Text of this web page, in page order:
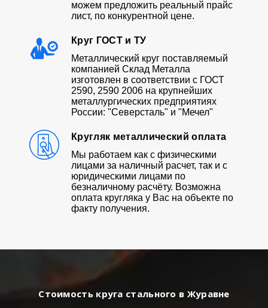
можем предложить реальный прайс
лист, по конкурентной цене.
Круг ГОСТ и ТУ
Металлический круг поставляемый
компанией Склад Металла
изготовлен в соответствии с ГОСТ
2590, 2590 2006 на крупнейших
металлургических предприятиях
России: "Северсталь" и "Мечел"
Кругляк металлический оплата
Мы работаем как с физическими
лицами за наличный расчет, так и с
юридическими лицами по
безналичному расчёту. Возможна
оплата кругляка у Вас на объекте по
факту получения.
Стоимость круга стального в Журавне